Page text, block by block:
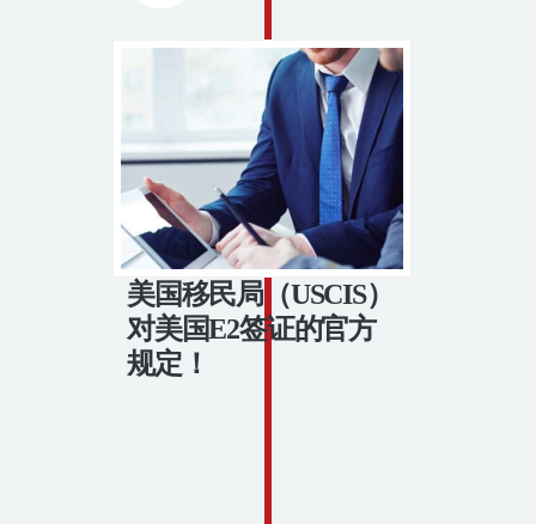
美国移民局（USCIS）
对美国E2签证的官方
规定！